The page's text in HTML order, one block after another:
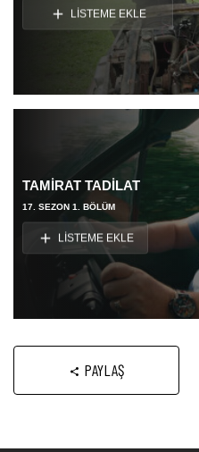
LİSTEME EKLE
TAMİRAT TADİLAT
17. SEZON 1. BÖLÜM
LİSTEME EKLE
PAYLAŞ